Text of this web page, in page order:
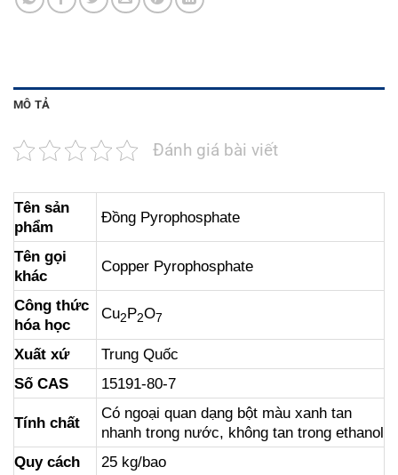
MÔ TẢ
Đánh giá bài viết
Tên sản
phẩm
Đồng Pyrophosphate
Tên gọi
khác
Copper Pyrophosphate
Công thức
hóa học
Cu2P2O7
Xuất xứ
Trung Quốc
Số CAS
15191-80-7
Tính chất
Có ngoại quan dạng bột màu xanh tan
nhanh trong nước, không tan trong ethanol
Quy cách
25 kg/bao